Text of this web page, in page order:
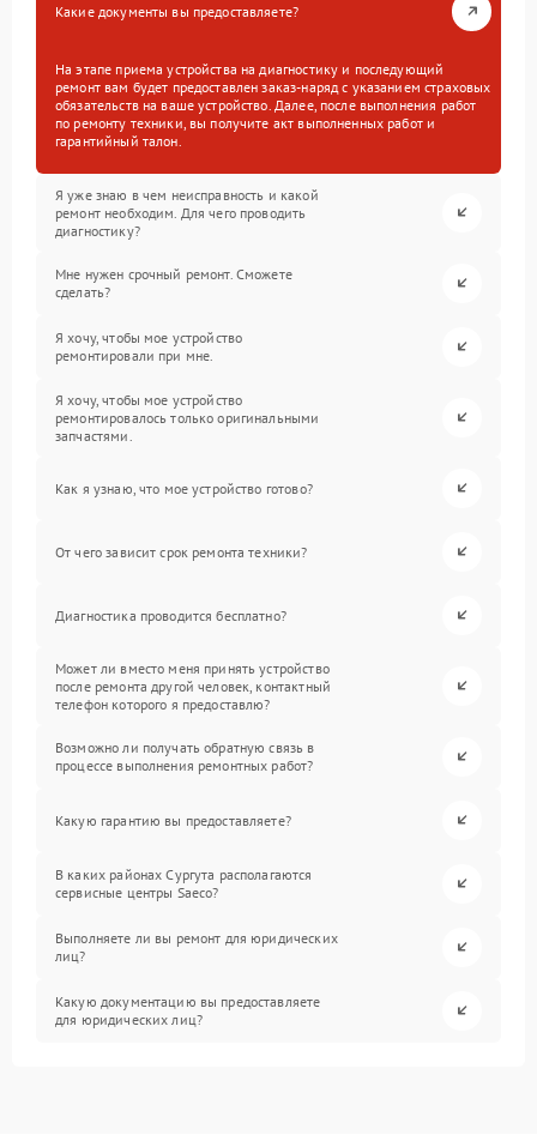
Какие документы вы предоставляете?
На этапе приема устройства на диагностику и последующий
ремонт вам будет предоставлен заказ-наряд с указанием страховых
обязательств на ваше устройство. Далее, после выполнения работ
по ремонту техники, вы получите акт выполненных работ и
гарантийный талон.
Я уже знаю в чем неисправность и какой
ремонт необходим. Для чего проводить
диагностику?
Мне нужен срочный ремонт. Сможете
сделать?
Я хочу, чтобы мое устройство
ремонтировали при мне.
Я хочу, чтобы мое устройство
ремонтировалось только оригинальными
запчастями.
Как я узнаю, что мое устройство готово?
От чего зависит срок ремонта техники?
Диагностика проводится бесплатно?
Может ли вместо меня принять устройство
после ремонта другой человек, контактный
телефон которого я предоставлю?
Возможно ли получать обратную связь в
процессе выполнения ремонтных работ?
Какую гарантию вы предоставляете?
В каких районах Сургута располагаются
сервисные центры Saeco?
Выполняете ли вы ремонт для юридических
лиц?
Какую документацию вы предоставляете
для юридических лиц?